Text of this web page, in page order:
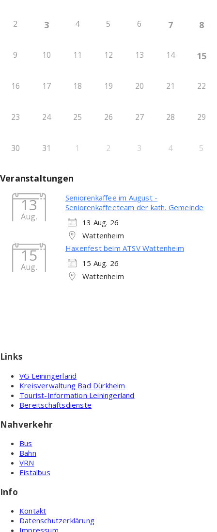
2 3 4 5 6 7 8
9 10 11 12 13 14 15
16 17 18 19 20 21 22
23 24 25 26 27 28 29
30 31 1 2 3 4 5
Veranstaltungen
13
Aug.
Seniorenkaffee im August -
Seniorenkaffeeteam der kath. Gemeinde
13 Aug. 26
Wattenheim
15
Aug.
Haxenfest beim ATSV Wattenheim
15 Aug. 26
Wattenheim
Links
VG Leiningerland
Kreisverwaltung Bad Dürkheim
Tourist-Information Leiningerland
Bereitschaftsdienste
Nahverkehr
Bus
Bahn
VRN
Eistalbus
Info
Kontakt
Datenschutzerklärung